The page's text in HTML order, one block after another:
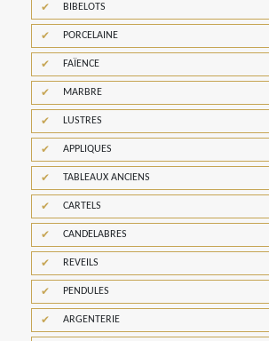
BIBELOTS
PORCELAINE
FAÏENCE
MARBRE
LUSTRES
APPLIQUES
TABLEAUX ANCIENS
CARTELS
CANDELABRES
REVEILS
PENDULES
ARGENTERIE